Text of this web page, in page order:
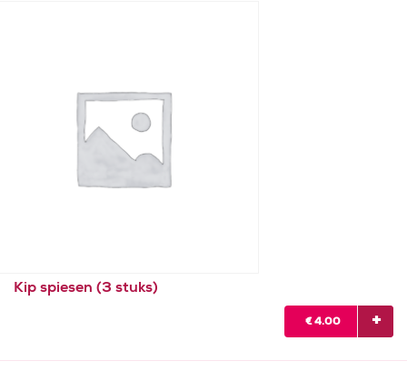
Kip spiesen (3 stuks)
€4.00